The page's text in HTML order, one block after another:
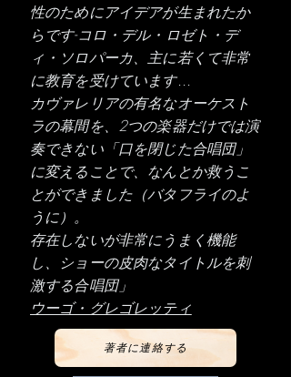
性のためにアイデアが生まれたか
らです-コロ・デル・ロゼト・デ
ィ・ソロパーカ、主に若くて非常
に教育を受けています...
カヴァレリアの有名なオーケスト
ラの幕間を、2つの楽器だけでは演
奏できない「口を閉じた合唱団」
に変えることで、なんとか救うこ
とができました（バタフライのよ
うに）。
存在しないが非常にうまく機能
し、ショーの皮肉なタイトルを刺
激する合唱団」
ウーゴ・グレゴレッティ
著者に連絡する